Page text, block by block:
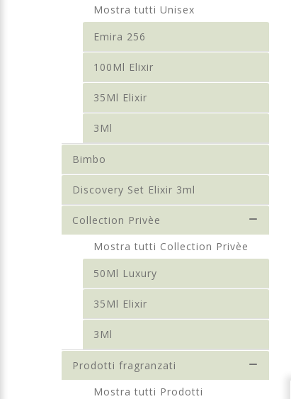
Mostra tutti Unisex
Emira 256
100Ml Elixir
35Ml Elixir
3Ml
Bimbo
Discovery Set Elixir 3ml
Collection Privèe
Mostra tutti Collection Privèe
50Ml Luxury
35Ml Elixir
3Ml
Prodotti fragranzati
Mostra tutti Prodotti